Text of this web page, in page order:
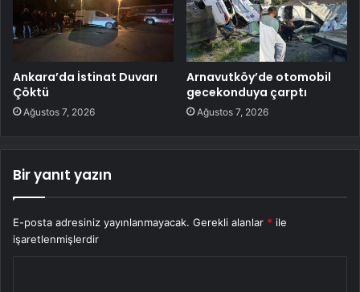
Ankara’da İstinat Duvarı
Çöktü
Ağustos 7, 2026
Arnavutköy’de otomobil
gecekonduya çarptı
Ağustos 7, 2026
Bir yanıt yazın
E-posta adresiniz yayınlanmayacak. Gerekli alanlar * ile
işaretlenmişlerdir